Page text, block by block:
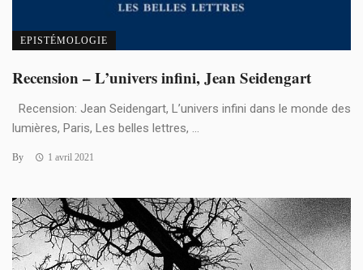
EPISTÉMOLOGIE
Recension – L’univers infini, Jean Seidengart
Recension: Jean Seidengart, L’univers infini dans le monde des
lumières, Paris, Les belles lettres, ...
By 1 avril 2021